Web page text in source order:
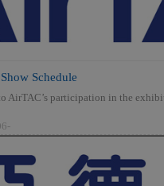
Schedule
AirTAC’s participation in the